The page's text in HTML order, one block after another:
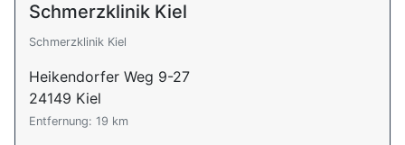
Schmerzklinik Kiel
Schmerzklinik Kiel
Heikendorfer Weg 9-27
24149 Kiel
Entfernung: 19 km